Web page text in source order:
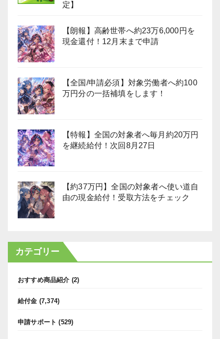
定】
【朗報】高齢世帯へ約23万6,000円を
現金還付！12月末まで申請
【全国/申請必須】対象労働者へ約100
万円分の一括補填をします！
【特報】全国の対象者へ毎月約20万円
を継続給付！次回8月27日
【約37万円】全国の対象者へ使い道自
由の現金給付！受取方法をチェック
カテゴリー
おすすめ商品紹介 (2)
給付金 (7,374)
申請サポート (529)